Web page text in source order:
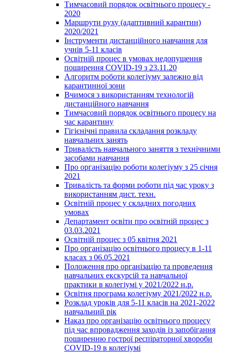
Тимчасовий порядок освітнього процесу -
2020
Маршрути руху (адаптивний карантин)
2020/2021
Інструменти дистанційного навчання для
учнів 5-11 класів
Освітній процес в умовах недопущення
поширення COVID-19 з 23.11.20
Алгоритм роботи колегіуму залежно від
карантинної зони
Вчимося з використанням технологій
дистанційного навчання
Тимчасовий порядок освітнього процесу на
час карантину
Гігієнічні правила складання розкладу
навчальних занять
Тривалість навчального заняття з технічними
засобами навчання
Про організацію роботи колегіуму з 25 січня
2021
Тривалість та форми роботи під час уроку з
використанням дист. техн.
Освітній процес у складних погодних
умовах
Департамент освіти про освітній процес з
03.03.2021
Освітній процес з 05 квітня 2021
Про організацію освітнього процесу в 1-11
класах з 06.05.2021
Положення про організацію та проведення
навчальних екскурсій та навчальної
практики в колегіумі у 2021/2022 н.р.
Освітня програма колегіуму 2021/2022 н.р.
Розклад уроків для 5-11 класів на 2021-2022
навчальний рік
Наказ про організацію освітнього процесу
під час впровадження заходів із запобігання
поширенню гострої респіраторної хвороби
COVID-19 в колегіумі